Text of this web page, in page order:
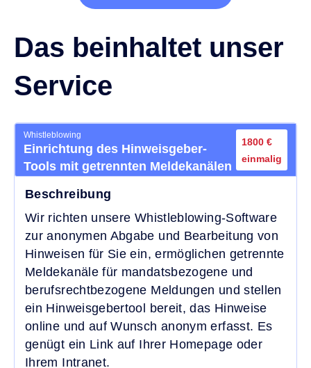
Das beinhaltet unser
Service
Whistleblowing
Einrichtung des Hinweisgeber-
Tools mit getrennten Meldekanälen
1800 €
einmalig
Beschreibung
Wir richten unsere Whistleblowing-Software
zur anonymen Abgabe und Bearbeitung von
Hinweisen für Sie ein, ermöglichen getrennte
Meldekanäle für mandatsbezogene und
berufsrechtbezogene Meldungen und stellen
ein Hinweisgebertool bereit, das Hinweise
online und auf Wunsch anonym erfasst. Es
genügt ein Link auf Ihrer Homepage oder
Ihrem Intranet.